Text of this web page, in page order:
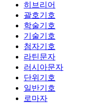
히브리어
괄호기호
학술기호
기술기호
첨자기호
라틴문자
러시아문자
단위기호
일반기호
로마자